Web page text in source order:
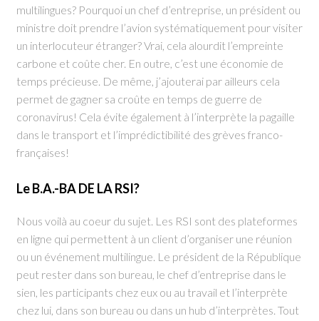
multilingues? Pourquoi un chef d’entreprise, un président ou
ministre doit prendre l’avion systématiquement pour visiter
un interlocuteur étranger? Vrai, cela alourdit l’empreinte
carbone et coûte cher. En outre, c’est une économie de
temps précieuse. De même, j’ajouterai par ailleurs cela
permet de gagner sa croûte en temps de guerre de
coronavirus! Cela évite également à l’interprète la pagaille
dans le transport et l’imprédictibilité des grèves franco-
françaises!
Le B.A.-BA DE LA RSI?
Nous voilà au coeur du sujet. Les RSI sont des plateformes
en ligne qui permettent à un client d’organiser une réunion
ou un événement multilingue. Le président de la République
peut rester dans son bureau, le chef d’entreprise dans le
sien, les participants chez eux ou au travail et l’interprète
chez lui, dans son bureau ou dans un hub d’interprètes. Tout